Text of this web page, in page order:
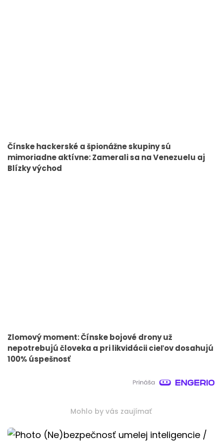
Čínske hackerské a špionážne skupiny sú
mimoriadne aktívne: Zamerali sa na Venezuelu aj
Blízky východ
Zlomový moment: Čínske bojové drony už
nepotrebujú človeka a pri likvidácii cieľov dosahujú
100% úspešnosť
Mohlo by vás zaujímať